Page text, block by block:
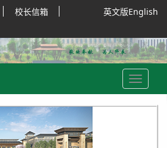
校长信箱
英文版English
Toggle
navigation